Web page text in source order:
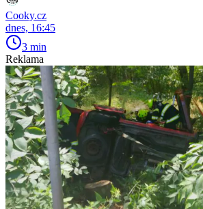
Cooky.cz
dnes, 16:45
3 min
Reklama